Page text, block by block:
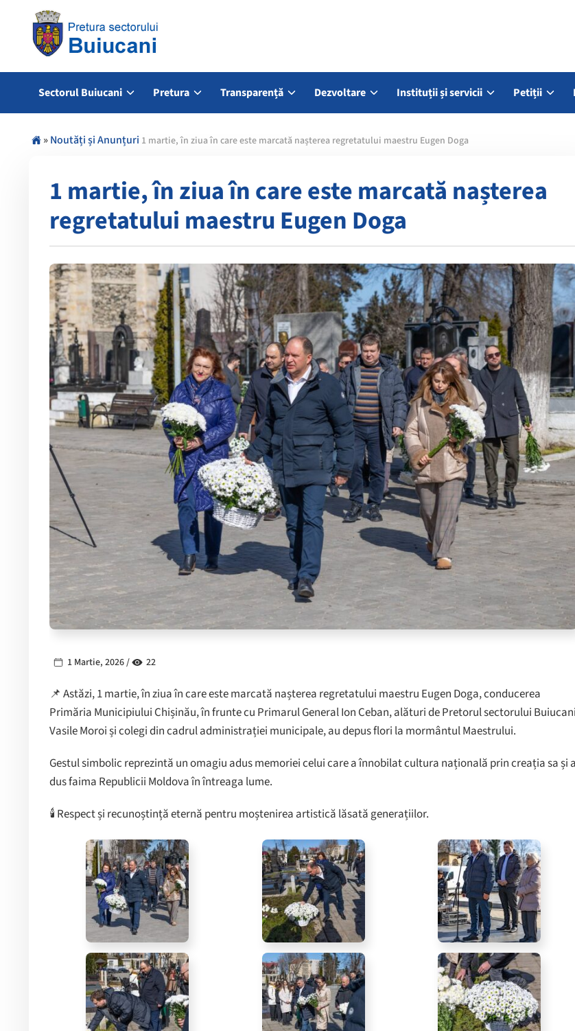
Sectorul Buiucani Pretura Transparență Dezvoltare Instituții și servicii Petiții
»Noutăți și Anunțuri 1 martie, în ziua în care este marcată nașterea regretatului maestru Eugen Doga
1 martie, în ziua în care este marcată nașterea
regretatului maestru Eugen Doga
1 Martie, 2026 / 22
📌 Astăzi, 1 martie, în ziua în care este marcată nașterea regretatului maestru Eugen Doga, conducerea
Primăria Municipiului Chișinău, în frunte cu Primarul General Ion Ceban, alături de Pretorul sectorului Buiucani
Vasile Moroi și colegi din cadrul administrației municipale, au depus flori la mormântul Maestrului.
Gestul simbolic reprezintă un omagiu adus memoriei celui care a înnobilat cultura națională prin creația sa și a
dus faima Republicii Moldova în întreaga lume.
🕯 Respect și recunoștință eternă pentru moștenirea artistică lăsată generațiilor.